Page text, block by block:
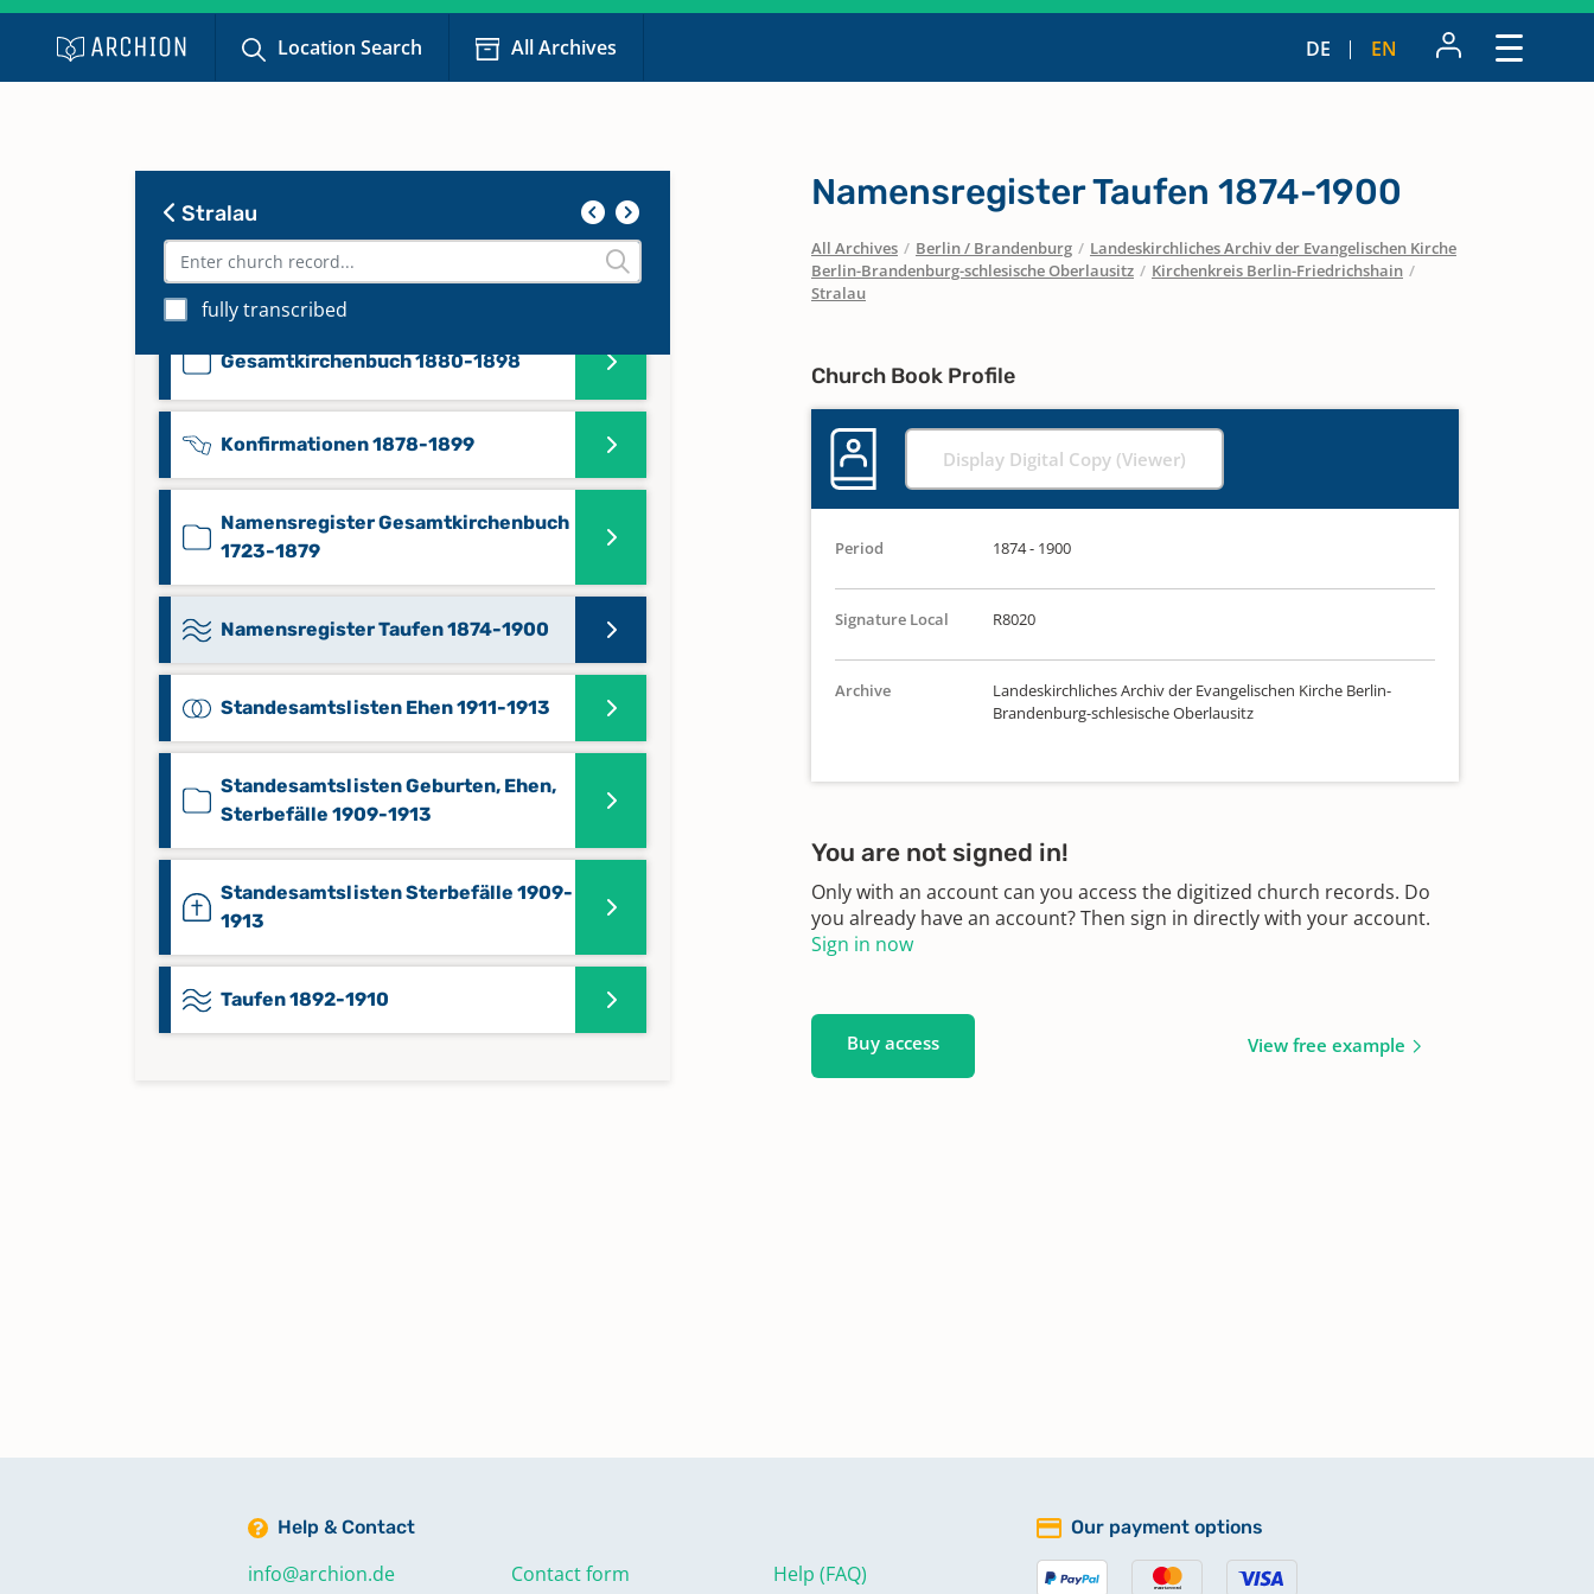
Location Search All Archives DE EN
Stralau
fully transcribed
Bestattungen 1899-1966
Gesamtkirchenbuch 1849-1879
Gesamtkirchenbuch 1880-1898
Konfirmationen 1878-1899
Namensregister Gesamtkirchenbuch
1723-1879
Namensregister Taufen 1874-1900
Standesamtslisten Ehen 1911-1913
Standesamtslisten Geburten, Ehen,
Sterbefälle 1909-1913
Standesamtslisten Sterbefälle 1909-
1913
Taufen 1892-1910
Namensregister Taufen 1874-1900
All Archives / Berlin / Brandenburg / Landeskirchliches Archiv der Evangelischen Kirche
Berlin-Brandenburg-schlesische Oberlausitz / Kirchenkreis Berlin-Friedrichshain /
Stralau
Church Book Profile
Display Digital Copy (Viewer)
Period 1874 - 1900
Signature Local R8020
Archive
Landeskirchliches Archiv der Evangelischen Kirche Berlin-
Brandenburg-schlesische Oberlausitz
You are not signed in!
Only with an account can you access the digitized church records. Do
you already have an account? Then sign in directly with your account.
Sign in now
Buy access View free example
Help & Contact
info@archion.de Contact form Help (FAQ)
Our payment options